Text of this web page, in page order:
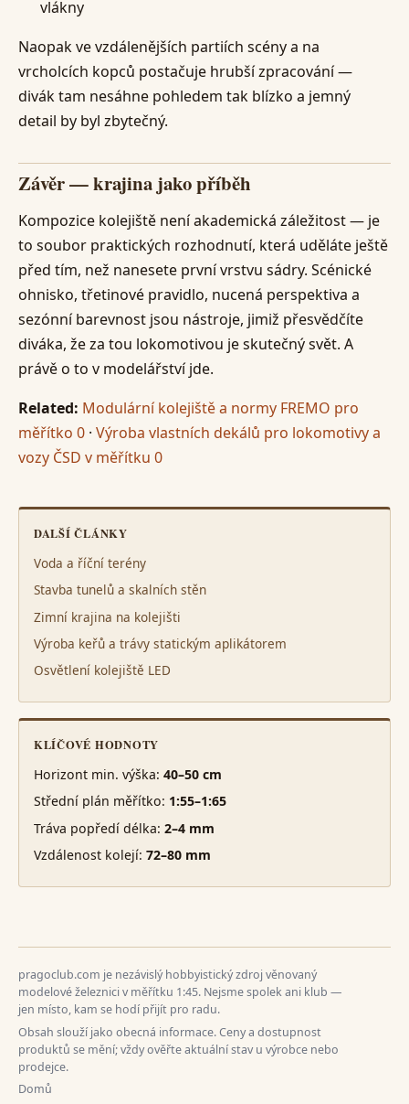
vlákny
Naopak ve vzdálenějších partiích scény a na
vrcholcích kopců postačuje hrubší zpracování —
divák tam nesáhne pohledem tak blízko a jemný
detail by byl zbytečný.
Závěr — krajina jako příběh
Kompozice kolejiště není akademická záležitost — je
to soubor praktických rozhodnutí, která uděláte ještě
před tím, než nanesete první vrstvu sádry. Scénické
ohnisko, třetinové pravidlo, nucená perspektiva a
sezónní barevnost jsou nástroje, jimiž přesvědčíte
diváka, že za tou lokomotivou je skutečný svět. A
právě o to v modelářství jde.
Related: Modulární kolejiště a normy FREMO pro
měřítko 0 · Výroba vlastních dekálů pro lokomotivy a
vozy ČSD v měřítku 0
DALŠÍ ČLÁNKY
Voda a říční terény
Stavba tunelů a skalních stěn
Zimní krajina na kolejišti
Výroba keřů a trávy statickým aplikátorem
Osvětlení kolejiště LED
KLÍČOVÉ HODNOTY
Horizont min. výška: 40–50 cm
Střední plán měřítko: 1:55–1:65
Tráva popředí délka: 2–4 mm
Vzdálenost kolejí: 72–80 mm
pragoclub.com je nezávislý hobbyistický zdroj věnovaný
modelové železnici v měřítku 1:45. Nejsme spolek ani klub —
jen místo, kam se hodí přijít pro radu.
Obsah slouží jako obecná informace. Ceny a dostupnost
produktů se mění; vždy ověřte aktuální stav u výrobce nebo
prodejce.
Domů